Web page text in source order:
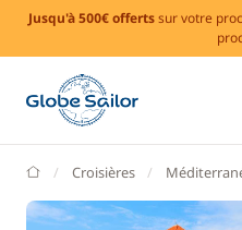
Jusqu'à 500€ offertssur votre
GlobeSailor
Croisières